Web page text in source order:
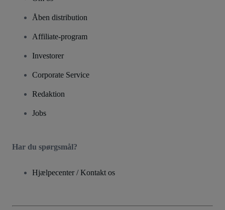
Åben distribution
Affiliate-program
Investorer
Corporate Service
Redaktion
Jobs
Har du spørgsmål?
Hjælpecenter / Kontakt os